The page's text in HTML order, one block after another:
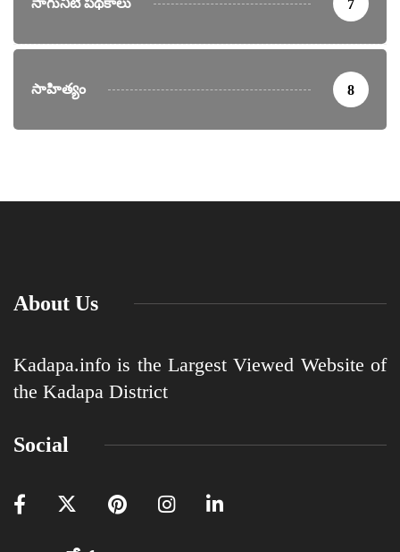
సాగునీటి పథకాలు 7
సాహిత్యం 8
About Us
Kadapa.info is the Largest Viewed Website of
the Kadapa District
Social